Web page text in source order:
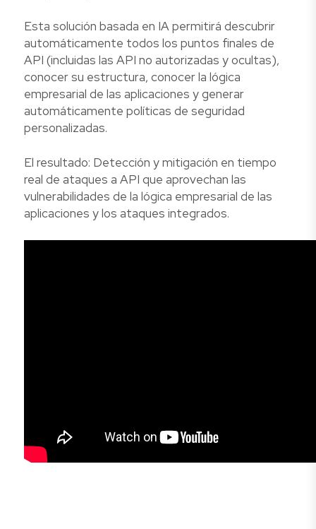
Esta solución basada en IA permitirá descubrir
automáticamente todos los puntos finales de
API (incluidas las API no autorizadas y ocultas),
conocer su estructura, conocer la lógica
empresarial de las aplicaciones y generar
automáticamente políticas de seguridad
personalizadas.
El resultado: Detección y mitigación en tiempo
real de ataques a API que aprovechan las
vulnerabilidades de la lógica empresarial de las
aplicaciones y los ataques integrados.